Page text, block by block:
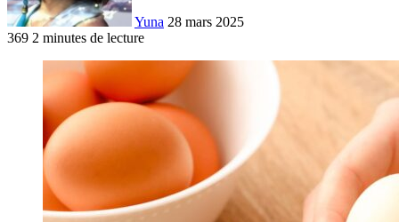
Yuna 28 mars 2025
369 2 minutes de lecture